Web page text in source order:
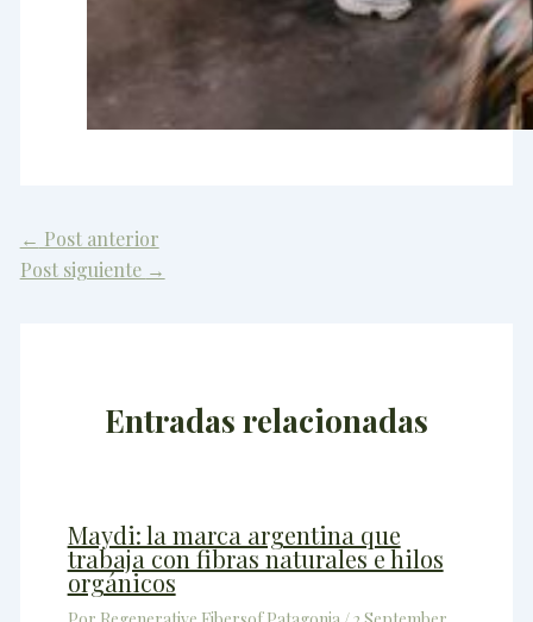
← Post anterior
Post siguiente →
Entradas relacionadas
Maydi: la marca argentina que
trabaja con fibras naturales e hilos
orgánicos